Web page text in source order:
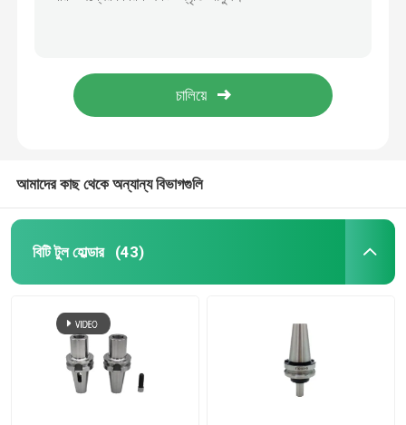
CATE টুল হোল্ডার
ইআর কোলেট
সিএনসি পুল স্টাড
ঘূর্ণায়মান কেন্দ্র
আমাদের কাছ থেকে অন্যান্য বিভাগগুলি
বিটি টুল হোল্ডার (43)